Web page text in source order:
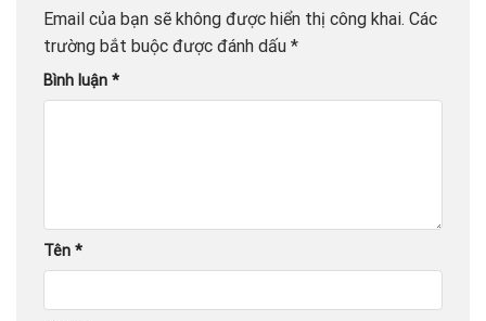
Email của bạn sẽ không được hiển thị công khai. Các
trường bắt buộc được đánh dấu *
Bình luận *
Tên *